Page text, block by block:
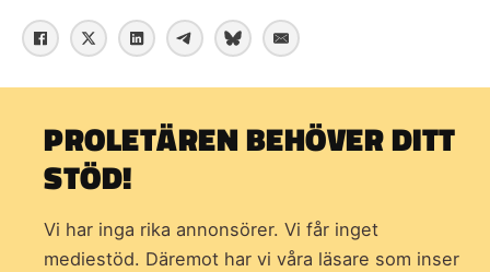
PROLETÄREN BEHÖVER DITT
STÖD!
Vi har inga rika annonsörer. Vi får inget
mediestöd. Däremot har vi våra läsare som inser